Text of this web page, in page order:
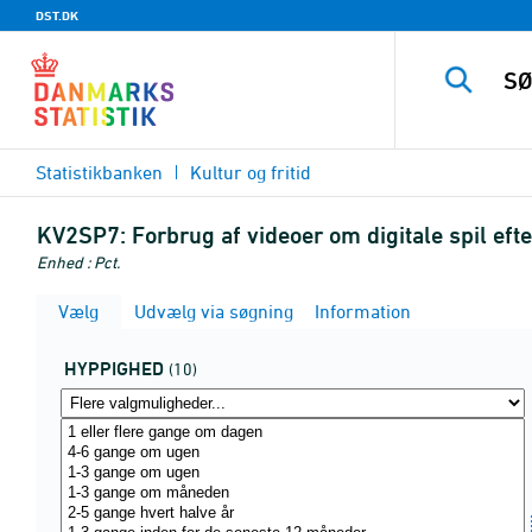
DST.DK
Statistikbanken Kultur og fritid
KV2SP7: Forbrug af videoer om digitale spil
Enhed : Pct.
Vælg Udvælg via søgning Information
HYPPIGHED (10)